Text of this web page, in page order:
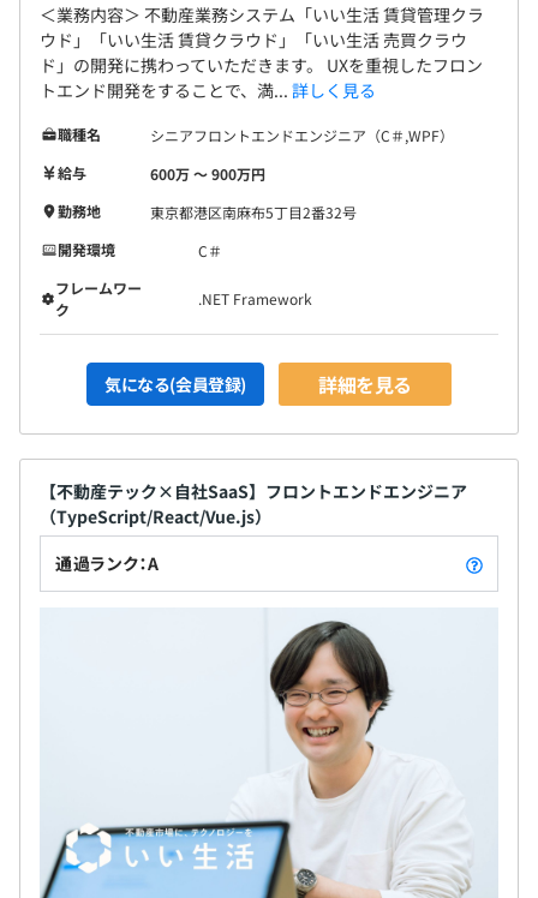
＜業務内容＞ 不動産業務システム「いい生活 賃貸管理クラ
ウド」「いい生活 賃貸クラウド」「いい生活 売買クラウ
ド」の開発に携わっていただきます。 UXを重視したフロン
トエンド開発をすることで、満... 詳しく見る
職種名
シニアフロントエンドエンジニア（C＃,WPF）
給与
600万 〜 900万円
勤務地
東京都港区南麻布5丁目2番32号
開発環境
C＃
フレームワー
ク
.NET Framework
気になる(会員登録) 詳細を見る
【不動産テック×自社SaaS】フロントエンドエンジニア
（TypeScript/React/Vue.js）
通過ランク：A